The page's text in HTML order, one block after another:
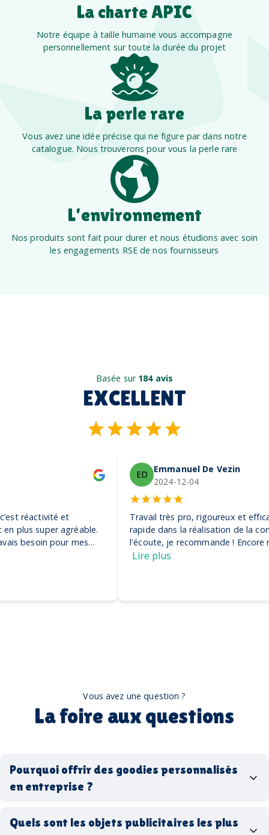
La charte APIC
Notre équipe à taille humaine vous accompagne
personnellement sur toute la durée du projet
La perle rare
Vous avez une idée précise qui ne figure par dans notre
catalogue. Nous trouverons pour vous la perle rare
L’environnement
Nos produits sont fait pour durer et nous étudions avec soin
les engagements RSE de nos fournisseurs
Basée sur 184 avis
EXCELLENT
Emmanuel De Vezin
Travail très pro, rigoureux et efficace. Ils ont été très
rapide dans la réalisation de la commande et très à
l'écoute, je recommande ! Encore merci, on adore nos
Vous avez une question ?
La foire aux questions
Pourquoi offrir des goodies personnalisés
en entreprise ?
Quels sont les objets publicitaires les plus